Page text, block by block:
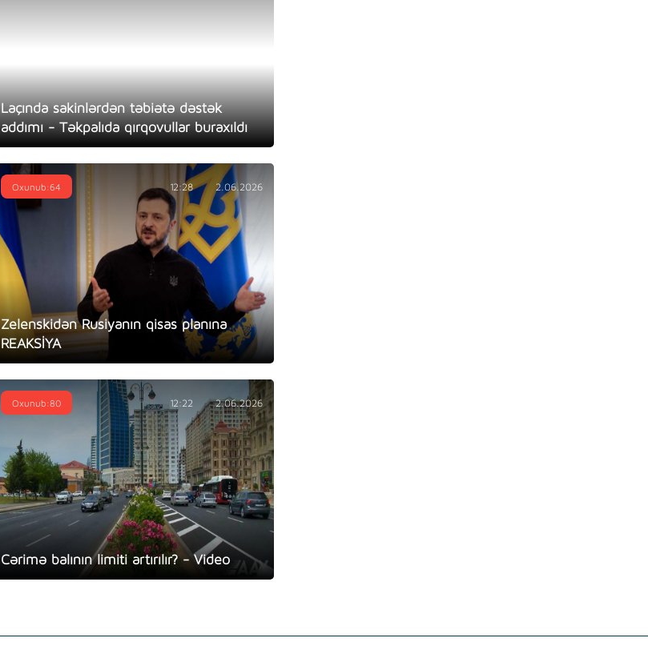
Laçında sakinlərdən təbiətə dəstək
addımı - Təkpalıda qırqovullar buraxıldı
Zelenskidən Rusiyanın qisas planına
REAKSİYA
Oxunub:64 12:28 2.06.2026
Cərimə balının limiti artırılır? - Video
Oxunub:80 12:22 2.06.2026